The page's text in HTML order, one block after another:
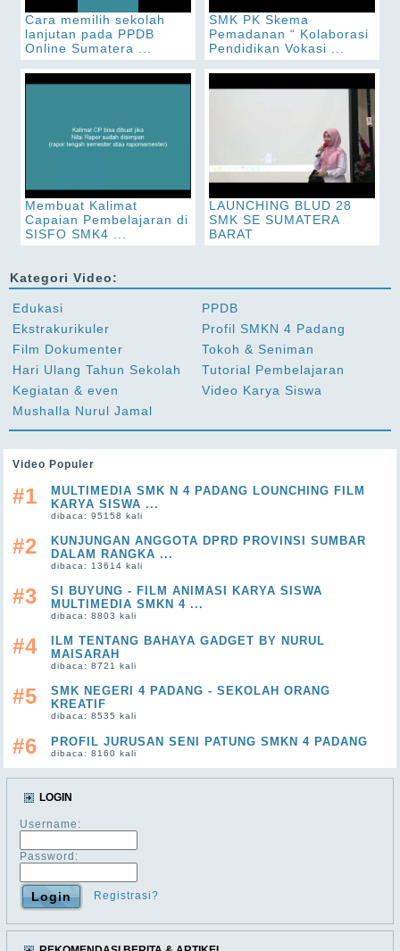
Cara memilih sekolah
lanjutan pada PPDB
Online Sumatera ...
SMK PK Skema
Pemadanan “ Kolaborasi
Pendidikan Vokasi ...
Membuat Kalimat
Capaian Pembelajaran di
SISFO SMK4 ...
LAUNCHING BLUD 28
SMK SE SUMATERA
BARAT
Kategori Video:
Edukasi
Ekstrakurikuler
Film Dokumenter
Hari Ulang Tahun Sekolah
Kegiatan & even
Mushalla Nurul Jamal
PPDB
Profil SMKN 4 Padang
Tokoh & Seniman
Tutorial Pembelajaran
Video Karya Siswa
Video Populer
#1
MULTIMEDIA SMK N 4 PADANG LOUNCHING FILM
KARYA SISWA ...
dibaca: 95158 kali
#2
KUNJUNGAN ANGGOTA DPRD PROVINSI SUMBAR
DALAM RANGKA ...
dibaca: 13614 kali
#3
SI BUYUNG - FILM ANIMASI KARYA SISWA
MULTIMEDIA SMKN 4 ...
dibaca: 8803 kali
#4
ILM TENTANG BAHAYA GADGET BY NURUL
MAISARAH
dibaca: 8721 kali
#5
SMK NEGERI 4 PADANG - SEKOLAH ORANG
KREATIF
dibaca: 8535 kali
#6 PROFIL JURUSAN SENI PATUNG SMKN 4 PADANG
dibaca: 8160 kali
LOGIN
Username:
Password:
Registrasi?